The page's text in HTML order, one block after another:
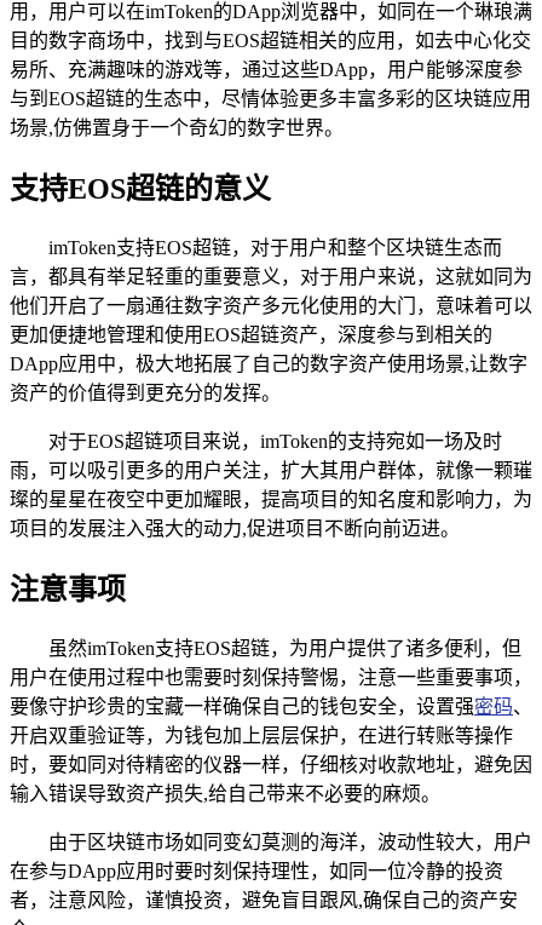
用，用户可以在imToken的DApp浏览器中，如同在一个琳琅满
目的数字商场中，找到与EOS超链相关的应用，如去中心化交
易所、充满趣味的游戏等，通过这些DApp，用户能够深度参
与到EOS超链的生态中，尽情体验更多丰富多彩的区块链应用
场景,仿佛置身于一个奇幻的数字世界。
支持EOS超链的意义
imToken支持EOS超链，对于用户和整个区块链生态而
言，都具有举足轻重的重要意义，对于用户来说，这就如同为
他们开启了一扇通往数字资产多元化使用的大门，意味着可以
更加便捷地管理和使用EOS超链资产，深度参与到相关的
DApp应用中，极大地拓展了自己的数字资产使用场景,让数字
资产的价值得到更充分的发挥。
对于EOS超链项目来说，imToken的支持宛如一场及时
雨，可以吸引更多的用户关注，扩大其用户群体，就像一颗璀
璨的星星在夜空中更加耀眼，提高项目的知名度和影响力，为
项目的发展注入强大的动力,促进项目不断向前迈进。
注意事项
虽然imToken支持EOS超链，为用户提供了诸多便利，但
用户在使用过程中也需要时刻保持警惕，注意一些重要事项，
要像守护珍贵的宝藏一样确保自己的钱包安全，设置强密码、
开启双重验证等，为钱包加上层层保护，在进行转账等操作
时，要如同对待精密的仪器一样，仔细核对收款地址，避免因
输入错误导致资产损失,给自己带来不必要的麻烦。
由于区块链市场如同变幻莫测的海洋，波动性较大，用户
在参与DApp应用时要时刻保持理性，如同一位冷静的投资
者，注意风险，谨慎投资，避免盲目跟风,确保自己的资产安